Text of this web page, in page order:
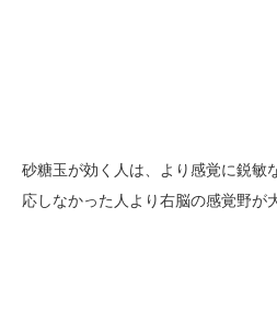
砂糖玉が効く人は、より感覚に鋭敏
応しなかった人より右脳の感覚野が